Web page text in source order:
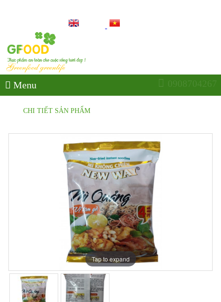
Menu 0908704267
CHI TIẾT SẢN PHẨM
Tap to expand
Tap to expand